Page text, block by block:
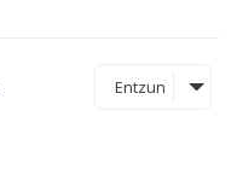
Entzun